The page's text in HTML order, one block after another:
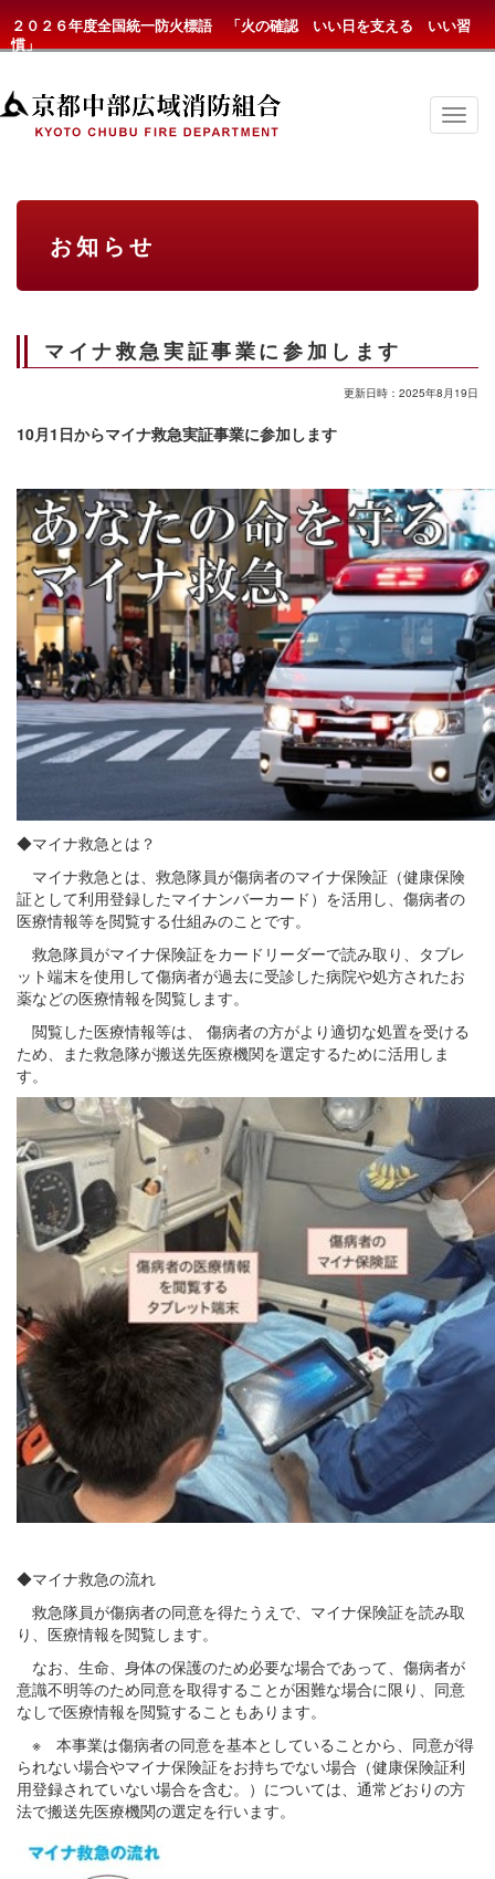
２０２６年度全国統一防火標語 「火の確認 いい日を支える いい習
慣」
京
都
お知らせ
マイナ救急実証事業に参加します
更新日時：2025年8月19日
10月1日からマイナ救急実証事業に参加します
◆マイナ救急とは？
マイナ救急とは、救急隊員が傷病者のマイナ保険証（健康保険
証として利用登録したマイナンバーカード）を活用し、傷病者の
医療情報等を閲覧する仕組みのことです。
救急隊員がマイナ保険証をカードリーダーで読み取り、タブレ
ット端末を使用して傷病者が過去に受診した病院や処方されたお
薬などの医療情報を閲覧します。
閲覧した医療情報等は、 傷病者の方がより適切な処置を受ける
ため、また救急隊が搬送先医療機関を選定するために活用しま
す。
◆マイナ救急の流れ
救急隊員が傷病者の同意を得たうえで、マイナ保険証を読み取
り、医療情報を閲覧します。
なお、生命、身体の保護のため必要な場合であって、傷病者が
意識不明等のため同意を取得することが困難な場合に限り、同意
なしで医療情報を閲覧することもあります。
※ 本事業は傷病者の同意を基本としていることから、同意が得
られない場合やマイナ保険証をお持ちでない場合（健康保険証利
用登録されていない場合を含む。）については、通常どおりの方
法で搬送先医療機関の選定を行います。